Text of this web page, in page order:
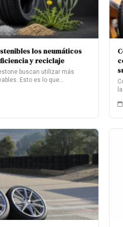
los neumáticos
y reciclaje
buscan utilizar más
Esto es lo que…